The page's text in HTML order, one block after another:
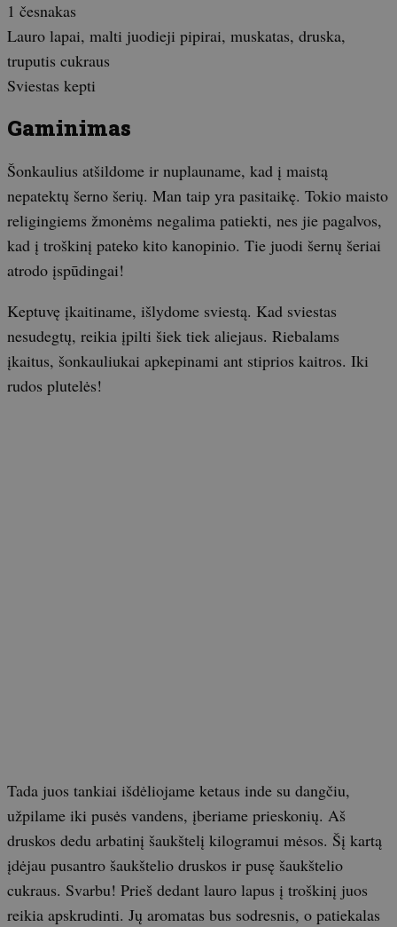
1 česnakas
Lauro lapai, malti juodieji pipirai, muskatas, druska,
truputis cukraus
Sviestas kepti
Gaminimas
Šonkaulius atšildome ir nuplauname, kad į maistą
nepatektų šerno šerių. Man taip yra pasitaikę. Tokio maisto
religingiems žmonėms negalima patiekti, nes jie pagalvos,
kad į troškinį pateko kito kanopinio. Tie juodi šernų šeriai
atrodo įspūdingai!
Keptuvę įkaitiname, išlydome sviestą. Kad sviestas
nesudegtų, reikia įpilti šiek tiek aliejaus. Riebalams
įkaitus, šonkauliukai apkepinami ant stiprios kaitros. Iki
rudos plutelės!
Tada juos tankiai išdėliojame ketaus inde su dangčiu,
užpilame iki pusės vandens, įberiame prieskonių. Aš
druskos dedu arbatinį šaukštelį kilogramui mėsos. Šį kartą
įdėjau pusantro šaukštelio druskos ir pusę šaukštelio
cukraus. Svarbu! Prieš dedant lauro lapus į troškinį juos
reikia apskrudinti. Jų aromatas bus sodresnis, o patiekalas